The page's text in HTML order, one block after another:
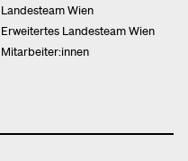
Landesteam Wien
Erweitertes Landesteam Wien
Mitarbeiter:innen